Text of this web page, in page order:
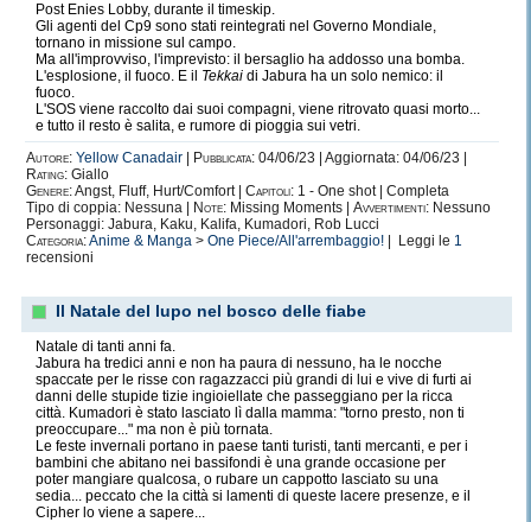
Post Enies Lobby, durante il timeskip.
Gli agenti del Cp9 sono stati reintegrati nel Governo Mondiale,
tornano in missione sul campo.
Ma all'improvviso, l'imprevisto: il bersaglio ha addosso una bomba.
L'esplosione, il fuoco. E il Tekkai di Jabura ha un solo nemico: il
fuoco.
L'SOS viene raccolto dai suoi compagni, viene ritrovato quasi morto...
e tutto il resto è salita, e rumore di pioggia sui vetri.
Autore: Yellow Canadair Pubblicata: 04/06/23 | Aggiornata: 04/06/23 |
Rating: Giallo
Genere:Angst, Fluff, Hurt/Comfort | Capitoli: 1 - One shot | Completa
Tipo di coppia: Nessuna |
Note: Missing Moments | Avvertimenti: Nessuno
Personaggi: Jabura, Kaku, Kalifa, Kumadori, Rob Lucci
Categoria:Anime & Manga > One Piece/All'arrembaggio! | Leggi le 1
recensioni
Il Natale del lupo nel bosco delle fiabe
Natale di tanti anni fa.
Jabura ha tredici anni e non ha paura di nessuno, ha le nocche
spaccate per le risse con ragazzacci più grandi di lui e vive di furti ai
danni delle stupide tizie ingioiellate che passeggiano per la ricca
città. Kumadori è stato lasciato lì dalla mamma: "torno presto, non ti
preoccupare..." ma non è più tornata.
Le feste invernali portano in paese tanti turisti, tanti mercanti, e per i
bambini che abitano nei bassifondi è una grande occasione per
poter mangiare qualcosa, o rubare un cappotto lasciato su una
sedia... peccato che la città si lamenti di queste lacere presenze, e il
Cipher lo viene a sapere...